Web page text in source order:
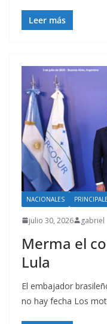
Leer más
NACIONALES
julio 30, 2026 gabriel
Merma el
Lula
El embajador
no hay fecha Los